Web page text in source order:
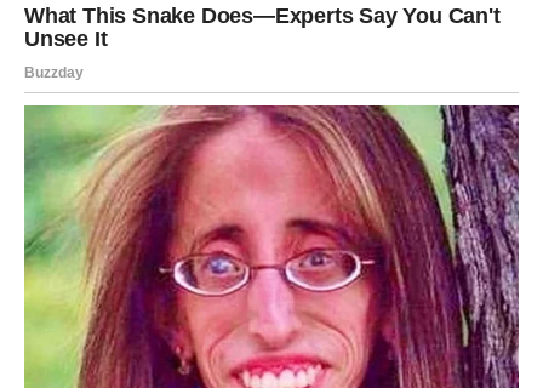
Neko će pokušati da vam se vrati u život i probudi stare
razmislite pre nego što otvorite srce osobi koja vas je
jednom već povredila.
Slobodne Vage očekuje veoma zanimljiv susret tokom
izlaska, putovanja ili preko posla. Privlačnost će biti
trenutna i veoma jaka.
Poslovno dolazi period novih mogućnosti i većeg
samopouzdanja. Jun vam donosi osećaj da konačno
možete više nego ranije.